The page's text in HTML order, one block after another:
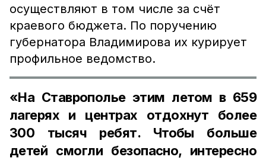
осуществляют в том числе за счёт
краевого бюджета. По поручению
губернатора Владимирова их курирует
профильное ведомство.
«На Ставрополье этим летом в 659
лагерях и центрах отдохнут более
300 тысяч ребят. Чтобы больше
детей смогли безопасно, интересно